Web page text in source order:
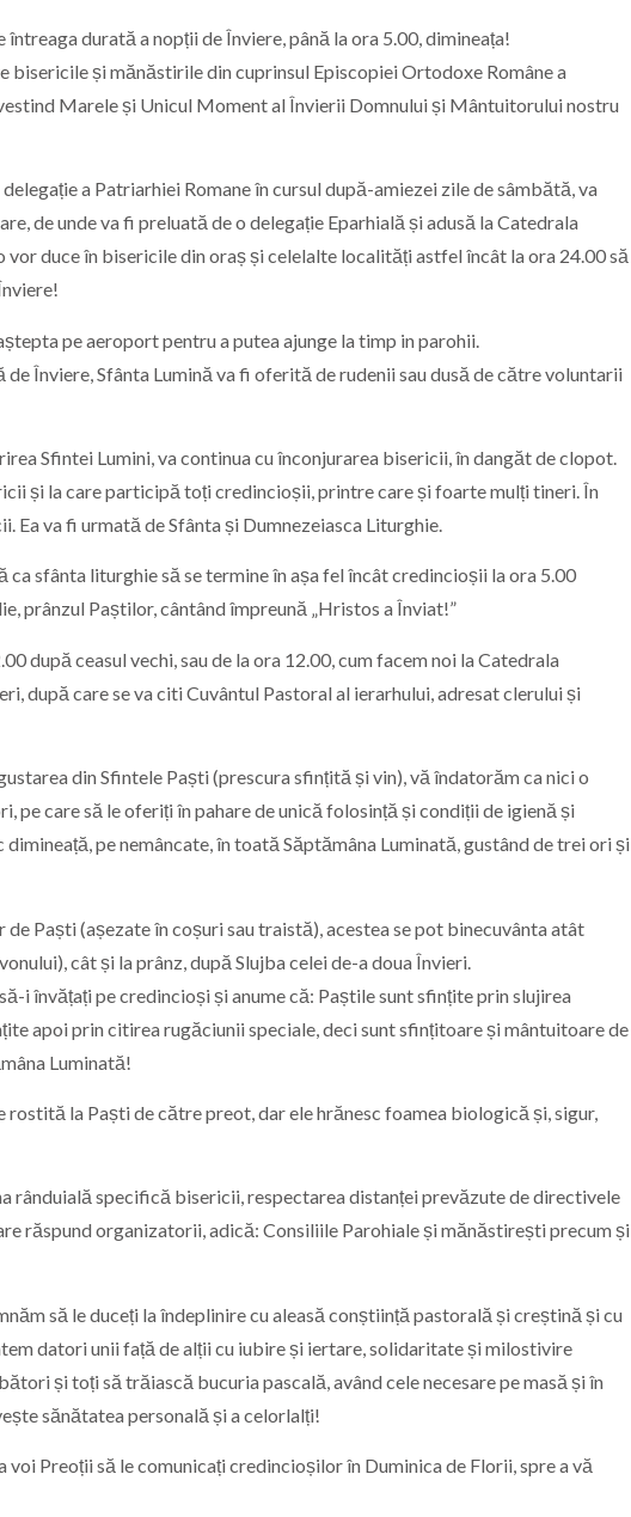
durată a nopții de Înviere, până la ora 5.00, dimineața!
bisericile și mănăstirile din cuprinsul Episcopiei Ortodoxe Române a
Marele și Unicul Moment al Învierii Domnului și Mântuitorului nostru
a Patriarhiei Romane în cursul după-amiezei zile de sâmbătă, va
de unde va fi preluată de o delegație Eparhială și adusă la Catedrala
vor duce în bisericile din oraș și celelalte localități astfel încât la ora 24.00 să
pe aeroport pentru a putea ajunge la timp in parohii.
Înviere, Sfânta Lumină va fi oferită de rudenii sau dusă de către voluntarii
Sfintei Lumini, va continua cu înconjurarea bisericii, în dangăt de clopot.
și la care participă toți credincioșii, printre care și foarte mulți tineri. În
va fi urmată de Sfânta și Dumnezeiasca Liturghie.
sfânta liturghie să se termine în așa fel încât credincioșii la ora 5.00
prânzul Paștilor, cântând împreună „Hristos a Înviat!”
după ceasul vechi, sau de la ora 12.00, cum facem noi la Catedrala
după care se va citi Cuvântul Pastoral al ierarhului, adresat clerului și
din Sfintele Paști (prescura sfințită și vin), vă îndatorăm ca nici o
pe care să le oferiți în pahare de unică folosință și condiții de igienă și
pe nemâncate, în toată Săptămâna Luminată, gustând de trei ori și
Paști (așezate în coșuri sau traistă), acestea se pot binecuvânta atât
cât și la prânz, după Slujba celei de-a doua Învieri.
i învățați pe credincioși și anume că: Paștile sunt sfințite prin slujirea
apoi prin citirea rugăciunii speciale, deci sunt sfințitoare și mântuitoare de
Luminată!
la Paști de către preot, dar ele hrănesc foamea biologică și, sigur,
rânduială specifică bisericii, respectarea distanței prevăzute de directivele
răspund organizatorii, adică: Consiliile Parohiale și mănăstirești precum și
să le duceți la îndeplinire cu aleasă conștiință pastorală și creștină și cu
datori unii față de alții cu iubire și iertare, solidaritate și milostivire
și toți să trăiască bucuria pascală, având cele necesare pe masă și în
sănătatea personală și a celorlalți!
Preoții să le comunicați credincioșilor în Duminica de Florii, spre a vă